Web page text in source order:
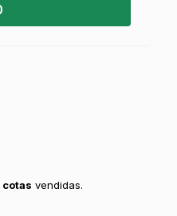
cotas vendidas.